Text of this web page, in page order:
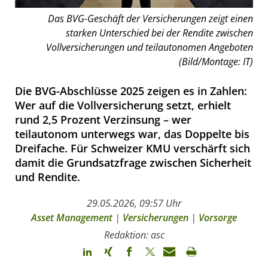
Das BVG-Geschäft der Versicherungen zeigt einen
starken Unterschied bei der Rendite zwischen
Vollversicherungen und teilautonomen Angeboten
(Bild/Montage: IT)
Die BVG-Abschlüsse 2025 zeigen es in Zahlen:
Wer auf die Vollversicherung setzt, erhielt
rund 2,5 Prozent Verzinsung – wer
teilautonom unterwegs war, das Doppelte bis
Dreifache. Für Schweizer KMU verschärft sich
damit die Grundsatzfrage zwischen Sicherheit
und Rendite.
29.05.2026, 09:57 Uhr
Asset Management| Versicherungen | Vorsorge
Redaktion: asc